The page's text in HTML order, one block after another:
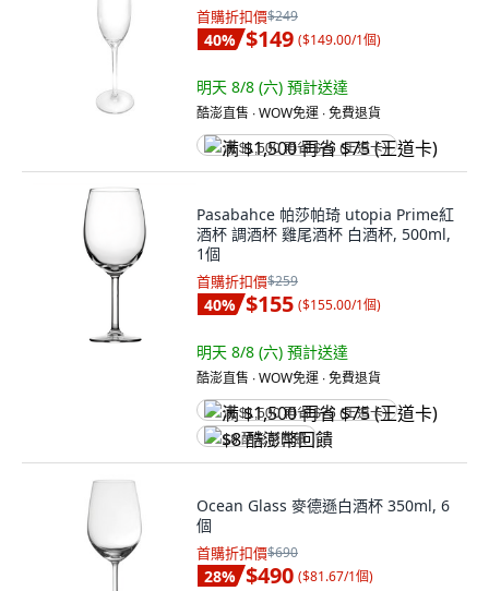
首購折扣價$249
40% $149 ($149.00/1個)
明天 8/8 (六) 預計送達
酷澎直售 ∙ WOW免運 ∙ 免費退貨
满 $1,500 再省 $75 (王道卡)
Pasabahce 帕莎帕琦 utopia Prime紅
酒杯 調酒杯 雞尾酒杯 白酒杯, 500ml,
1個
首購折扣價$259
40% $155 ($155.00/1個)
明天 8/8 (六) 預計送達
酷澎直售 ∙ WOW免運 ∙ 免費退貨
满 $1,500 再省 $75 (王道卡)
$8 酷澎幣回饋
Ocean Glass 麥德遜白酒杯 350ml, 6
個
首購折扣價$690
28% $490 ($81.67/1個)